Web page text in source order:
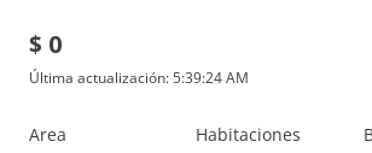
$ 0
Última actualización:5:39:24 AM
Area Habitaciones